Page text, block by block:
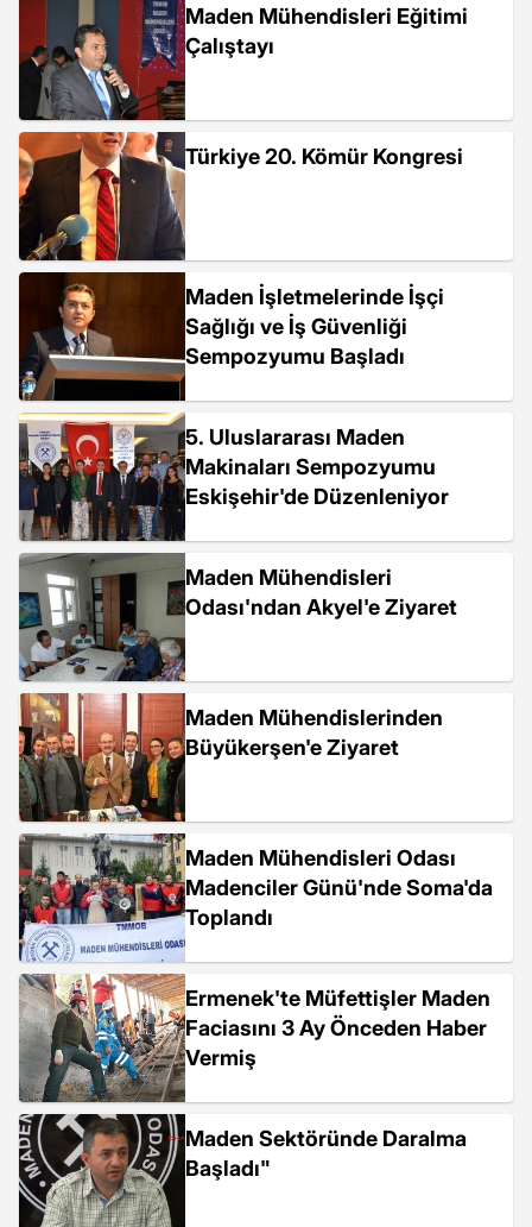
Maden Mühendisleri Eğitimi
Çalıştayı
Türkiye 20. Kömür Kongresi
Maden İşletmelerinde İşçi
Sağlığı ve İş Güvenliği
Sempozyumu Başladı
5. Uluslararası Maden
Makinaları Sempozyumu
Eskişehir'de Düzenleniyor
Maden Mühendisleri
Odası'ndan Akyel'e Ziyaret
Maden Mühendislerinden
Büyükerşen'e Ziyaret
Maden Mühendisleri Odası
Madenciler Günü'nde Soma'da
Toplandı
Ermenek'te Müfettişler Maden
Faciasını 3 Ay Önceden Haber
Vermiş
Maden Sektöründe Daralma
Başladı"